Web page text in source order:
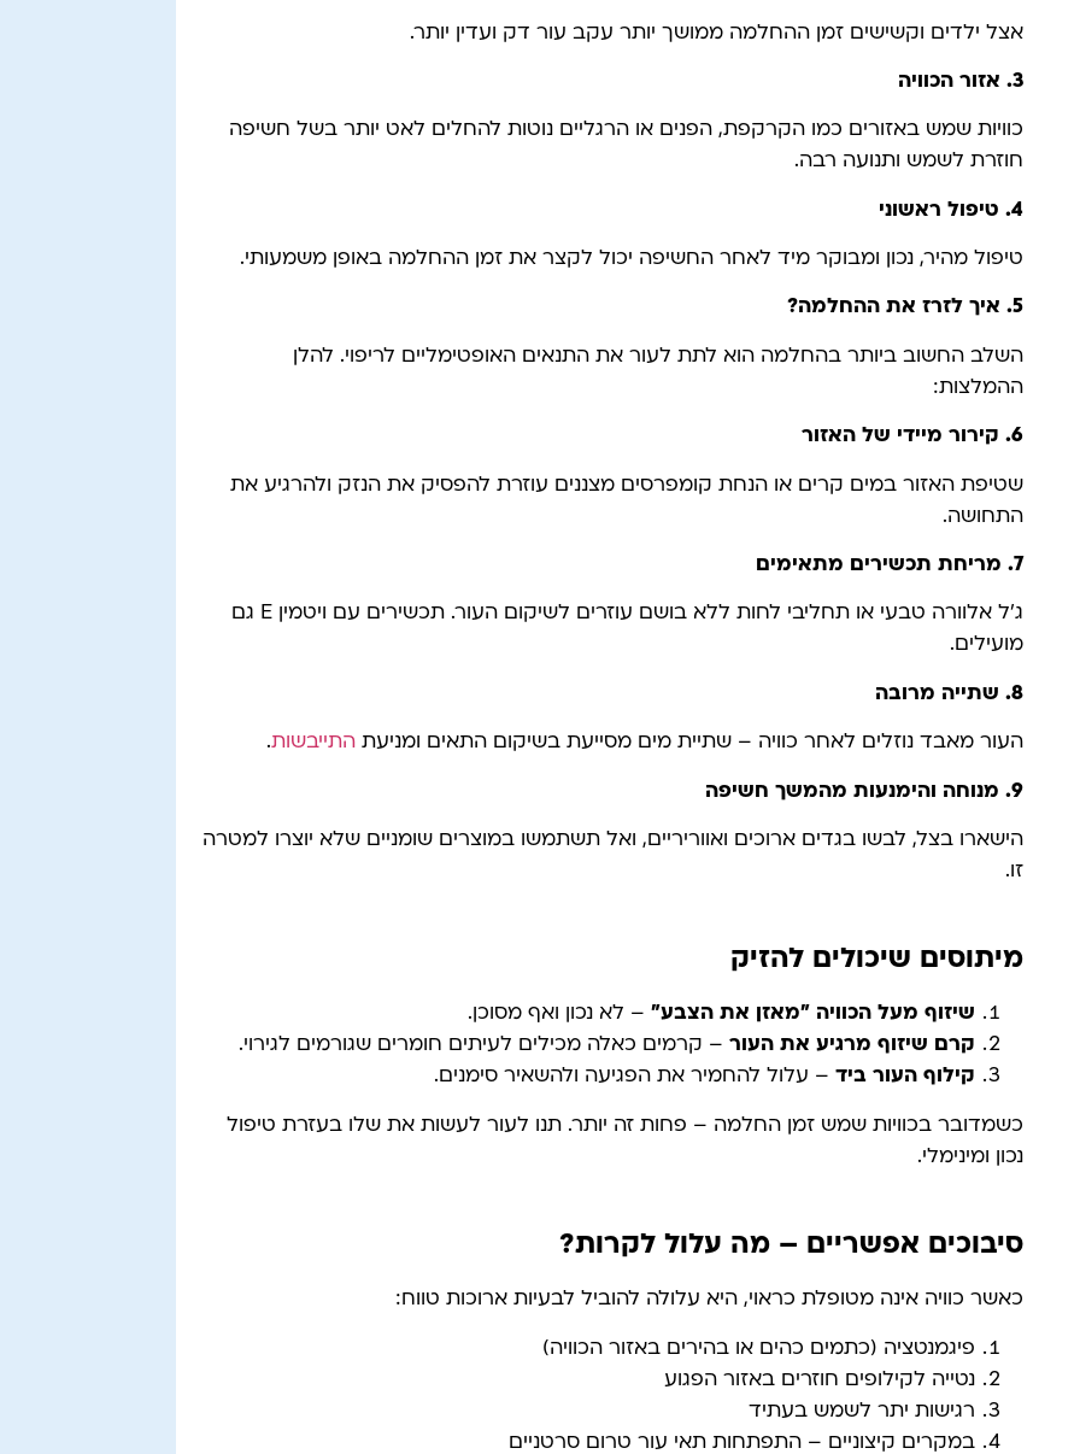
אצל ילדים וקשישים זמן ההחלמה ממושך יותר עקב עור דק ועדין יותר.
3. אזור הכוויה
כוויות שמש באזורים כמו הקרקפת, הפנים או הרגליים נוטות להחלים לאט יותר בשל חשיפה
חוזרת לשמש ותנועה רבה.
4. טיפול ראשוני
טיפול מהיר, נכון ומבוקר מיד לאחר החשיפה יכול לקצר את זמן ההחלמה באופן משמעותי.
5. איך לזרז את ההחלמה?
השלב החשוב ביותר בהחלמה הוא לתת לעור את התנאים האופטימליים לריפוי. להלן
ההמלצות:
6. קירור מיידי של האזור
שטיפת האזור במים קרים או הנחת קומפרסים מצננים עוזרת להפסיק את הנזק ולהרגיע את
התחושה.
7. מריחת תכשירים מתאימים
ג'ל אלוורה טבעי או תחליבי לחות ללא בושם עוזרים לשיקום העור. תכשירים עם ויטמין E גם
מועילים.
8. שתייה מרובה
העור מאבד נוזלים לאחר כוויה – שתיית מים מסייעת בשיקום התאים ומניעתהתייבשות.
9. מנוחה והימנעות מהמשך חשיפה
הישארו בצל, לבשו בגדים ארוכים ואווריריים, ואל תשתמשו במוצרים שומניים שלא יוצרו למטרה
זו.
מיתוסים שיכולים להזיק
שיזוף מעל הכוויה "מאזן את הצבע" – לא נכון ואף מסוכן.
קרם שיזוף מרגיע את העור – קרמים כאלה מכילים לעיתים חומרים שגורמים לגירוי.
קילוף העור ביד – עלול להחמיר את הפגיעה ולהשאיר סימנים.
כשמדובר בכוויות שמש זמן החלמה – פחות זה יותר. תנו לעור לעשות את שלו בעזרת טיפול
נכון ומינימלי.
סיבוכים אפשריים – מה עלול לקרות?
כאשר כוויה אינה מטופלת כראוי, היא עלולה להוביל לבעיות ארוכות טווח:
פיגמנטציה (כתמים כהים או בהירים באזור הכוויה)
נטייה לקילופים חוזרים באזור הפגוע
רגישות יתר לשמש בעתיד
במקרים קיצוניים – התפתחות תאי עור טרום סרטניים